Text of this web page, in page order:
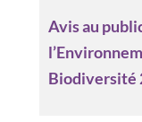
Avis au
Biodiversité